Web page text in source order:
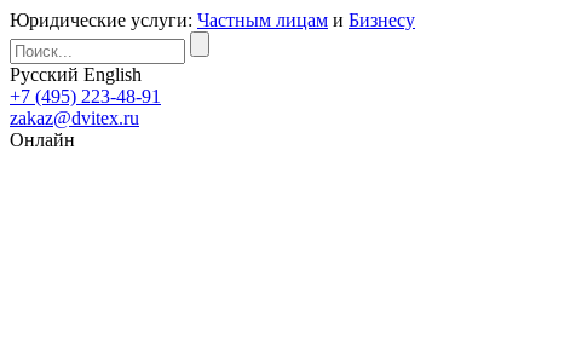
Юридические услуги: Частным лицам и Бизнесу
Русский English
+7 (495) 223-48-91
zakaz@dvitex.ru
Онлайн